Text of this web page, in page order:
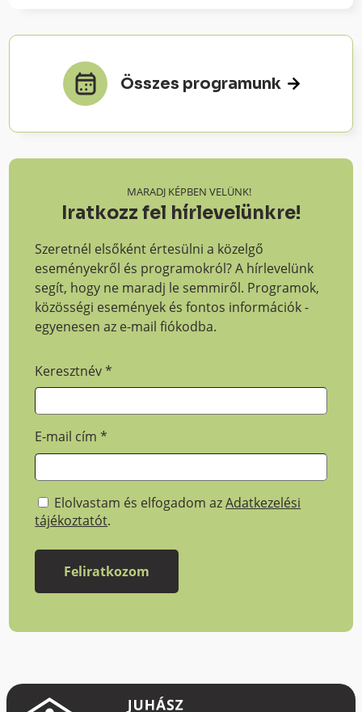
Összes programunk
MARADJ KÉPBEN VELÜNK!
Iratkozz fel hírlevelünkre!
Szeretnél elsőként értesülni a közelgő
eseményekről és programokról? A hírlevelünk
segít, hogy ne maradj le semmiről. Programok,
közösségi események és fontos információk -
egyenesen az e-mail fiókodba.
Keresztnév*
E-mail cím*
Elolvastam és elfogadom azAdatkezelési
tájékoztatót.